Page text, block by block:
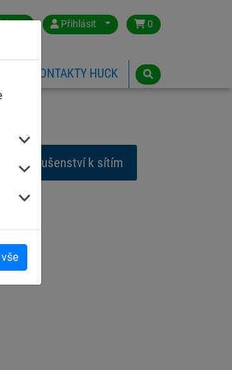
Přihlásit 0
KONTAKTY HUCK
Příslušenství k sítím